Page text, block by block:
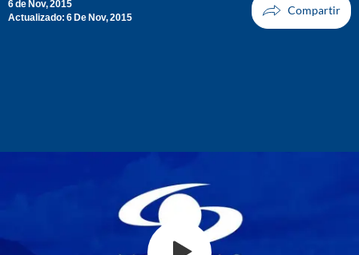
6 de Nov, 2015
Actualizado: 6 De Nov, 2015